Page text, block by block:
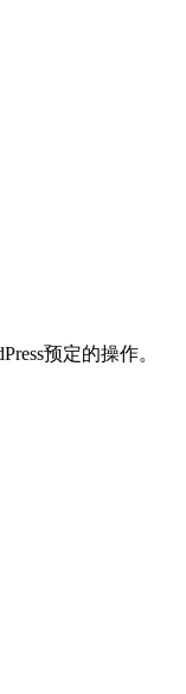
预定的操作。